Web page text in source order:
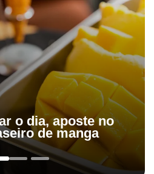
estavam depositadas nas
falecidos. Porém, em outros
- o que vai exigir uma nova
pagamentos, o TCE sugeriu
das irregularidades, a devolução
no controle desses pagamentos,
e a prova de vida.
corrijam as falhas, ficarão sujeitos
penalidades.
o dia, aposte no
de manga